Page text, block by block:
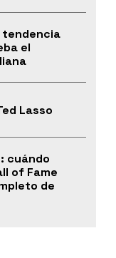
tendencia
el
Lasso
cuándo
of Fame
de